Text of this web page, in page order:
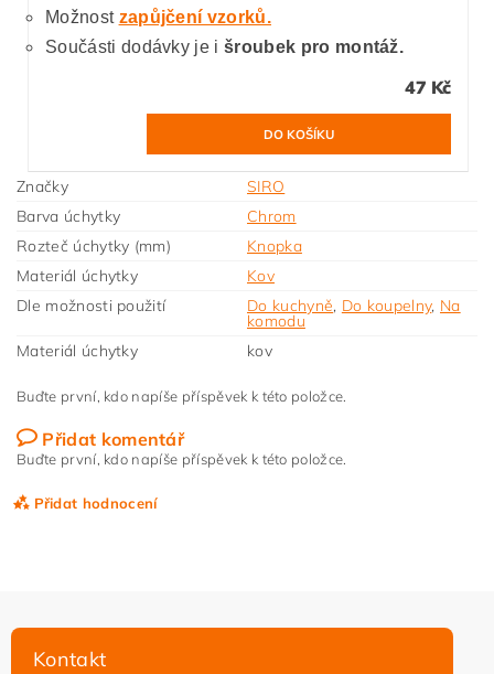
Možnost zapůjčení vzorků.
Součásti dodávky je išroubek pro montáž.
47 Kč
Značky
SIRO
Barva úchytky
Chrom
Rozteč úchytky (mm)
Knopka
Materiál úchytky
Kov
Dle možnosti použití
Do kuchyně, Do koupelny, Na
komodu
Materiál úchytky
kov
Buďte první, kdo napíše příspěvek k této položce.
Přidat komentář
Buďte první, kdo napíše příspěvek k této položce.
Přidat hodnocení
Kontakt